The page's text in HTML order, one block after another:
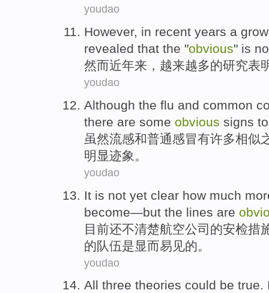
youdao
However, in recent years a
revealed that the "obvious" is
然而近年来， 越来越多的研究表
youdao
Although the flu and common
there are some obvious signs to
虽然流感和普通感冒有许多相似
明显迹象 。
youdao
It is not yet clear how much
become—but the lines are
目前还不清楚航空公司的安检措
的队伍是显而易见的。
youdao
All three theories could be true.